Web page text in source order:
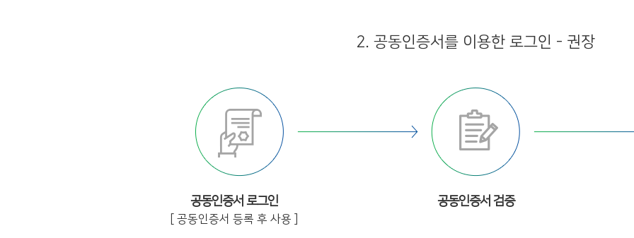
2. 공동인증서를 이용한 로그인 - 권장
공동인증서 로그인
[ 공동인증서 등록 후 사용 ]
공동인증서 검증